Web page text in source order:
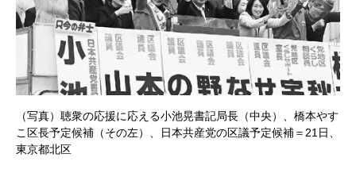
（写真）聴衆の応援に応える小池晃書記局長（中央）、橋本やす
こ区長予定候補（その左）、日本共産党の区議予定候補＝21日、
東京都北区